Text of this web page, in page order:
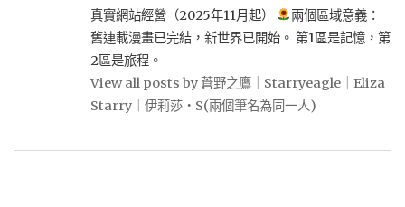
真實網站經營（2025年11月起）
兩個區域意義：
舊連載漫畫已完結，新世界已開始。 第1區是記憶，第
2區是旅程。
View all posts by 蒼野之鷹｜Starryeagle｜Eliza
Starry｜伊莉莎・S(兩個筆名為同一人)